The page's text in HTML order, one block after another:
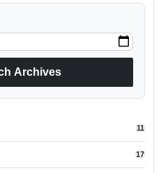
Archives
11
17